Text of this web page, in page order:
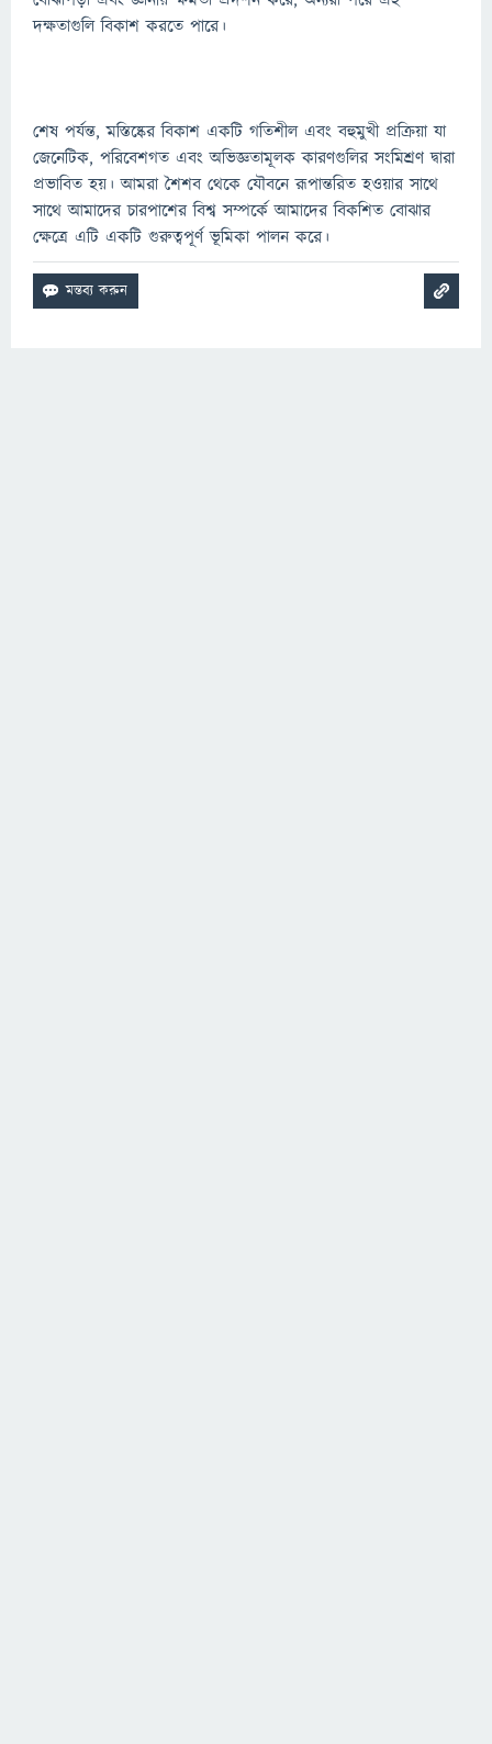
দক্ষতাগুলি বিকাশ করতে পারে।
শেষ পর্যন্ত, মস্তিষ্কের বিকাশ একটি গতিশীল এবং বহুমুখী প্রক্রিয়া যা
জেনেটিক, পরিবেশগত এবং অভিজ্ঞতামূলক কারণগুলির সংমিশ্রণ দ্বারা
প্রভাবিত হয়। আমরা শৈশব থেকে যৌবনে রূপান্তরিত হওয়ার সাথে
সাথে আমাদের চারপাশের বিশ্ব সম্পর্কে আমাদের বিকশিত বোঝার
ক্ষেত্রে এটি একটি গুরুত্বপূর্ণ ভূমিকা পালন করে।